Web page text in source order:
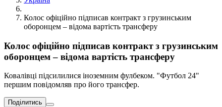
Колос офіційно підписав контракт з грузинським
оборонцем – відома вартість трансферу
Колос офіційно підписав контракт з грузинським
оборонцем – відома вартість трансферу
Ковалівці підсилилися іноземним фулбеком. "Футбол 24"
першим повідомляв про його трансфер.
Поділитись